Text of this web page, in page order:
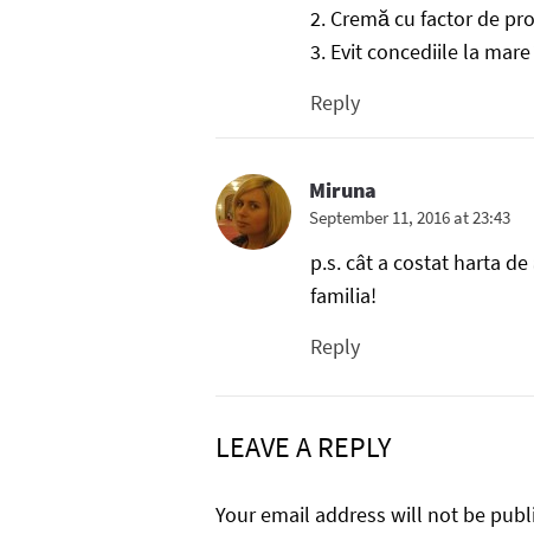
2. Cremă cu factor de
3. Evit concediile la
Reply
Miruna
September 11, 2016 at 23:43
p.s. cât a costat harta
familia!
Reply
LEAVE A REPLY
Your email address will not be